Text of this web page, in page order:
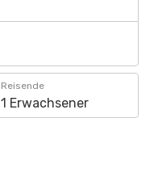
Reisende
1 Erwachsener